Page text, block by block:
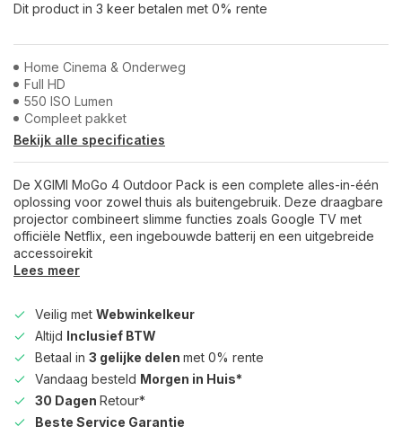
Dit product in 3 keer betalen met 0% rente
Home Cinema & Onderweg
Full HD
550 ISO Lumen
Compleet pakket
Bekijk alle specificaties
De XGIMI MoGo 4 Outdoor Pack is een complete alles-in-één
oplossing voor zowel thuis als buitengebruik. Deze draagbare
projector combineert slimme functies zoals Google TV met
officiële Netflix, een ingebouwde batterij en een uitgebreide
accessoirekit
Lees meer
Veilig met Webwinkelkeur
Altijd Inclusief BTW
Betaal in 3 gelijke delen met 0% rente
Vandaag besteld Morgen in Huis*
30 Dagen Retour*
Beste Service Garantie